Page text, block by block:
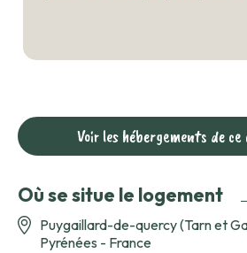
Voir les hébergements de ce
Où se situe le logement
Puygaillard-de-quercy (Tarn et
Pyrénées - France